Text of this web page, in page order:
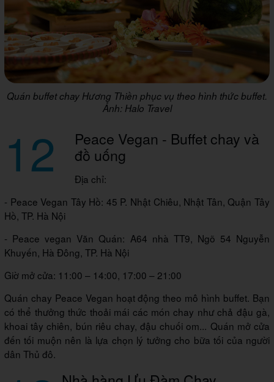
Quán buffet chay Hương Thiền phục vụ theo hình thức buffet.
Ảnh: Halo Travel
12 Peace Vegan - Buffet chay và
đồ uống
Địa chỉ:
- Peace Vegan Tây Hồ: 45 P. Nhật Chiêu, Nhật Tân, Quận Tây
Hồ, TP. Hà Nội
- Peace vegan Văn Quán: A64 nhà TT9, Ngõ 54 Nguyễn
Khuyến, Hà Đông, TP. Hà Nội
Giờ mở cửa: 11:00 – 14:00, 17:00 – 21:00
Quán chay Peace Vegan hoạt động theo mô hình buffet. Bạn
có thể thưởng thức thoải mái các món chay như chả đậu gà,
khoai tây chiên, bún riêu chay, đậu chuối om... Quán mở cửa
đến tối muộn nên là lựa chọn lý tưởng cho bữa tối của người
dân Thủ đô.